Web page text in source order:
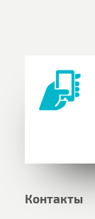
Контакты